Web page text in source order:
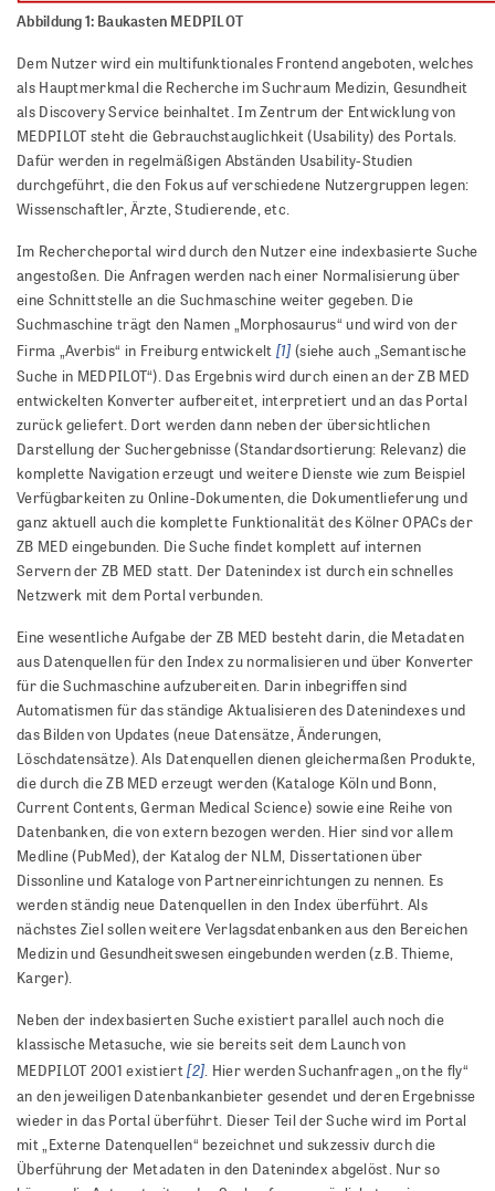
Abbildung 1: Baukasten MEDPILOT
Dem Nutzer wird ein multifunktionales Frontend angeboten, welches
als Hauptmerkmal die Recherche im Suchraum Medizin, Gesundheit
als Discovery Service beinhaltet. Im Zentrum der Entwicklung von
MEDPILOT steht die Gebrauchstauglichkeit (Usability) des Portals.
Dafür werden in regelmäßigen Abständen Usability-Studien
durchgeführt, die den Fokus auf verschiedene Nutzergruppen legen:
Wissenschaftler, Ärzte, Studierende, etc.
Im Rechercheportal wird durch den Nutzer eine indexbasierte Suche
angestoßen. Die Anfragen werden nach einer Normalisierung über
eine Schnittstelle an die Suchmaschine weiter gegeben. Die
Suchmaschine trägt den Namen „Morphosaurus“ und wird von der
Firma „Averbis“ in Freiburg entwickelt [1] (siehe auch „Semantische
Suche in MEDPILOT“). Das Ergebnis wird durch einen an der ZB MED
entwickelten Konverter aufbereitet, interpretiert und an das Portal
zurück geliefert. Dort werden dann neben der übersichtlichen
Darstellung der Suchergebnisse (Standardsortierung: Relevanz) die
komplette Navigation erzeugt und weitere Dienste wie zum Beispiel
Verfügbarkeiten zu Online-Dokumenten, die Dokumentlieferung und
ganz aktuell auch die komplette Funktionalität des Kölner OPACs der
ZB MED eingebunden. Die Suche findet komplett auf internen
Servern der ZB MED statt. Der Datenindex ist durch ein schnelles
Netzwerk mit dem Portal verbunden.
Eine wesentliche Aufgabe der ZB MED besteht darin, die Metadaten
aus Datenquellen für den Index zu normalisieren und über Konverter
für die Suchmaschine aufzubereiten. Darin inbegriffen sind
Automatismen für das ständige Aktualisieren des Datenindexes und
das Bilden von Updates (neue Datensätze, Änderungen,
Löschdatensätze). Als Datenquellen dienen gleichermaßen Produkte,
die durch die ZB MED erzeugt werden (Kataloge Köln und Bonn,
Current Contents, German Medical Science) sowie eine Reihe von
Datenbanken, die von extern bezogen werden. Hier sind vor allem
Medline (PubMed), der Katalog der NLM, Dissertationen über
Dissonline und Kataloge von Partnereinrichtungen zu nennen. Es
werden ständig neue Datenquellen in den Index überführt. Als
nächstes Ziel sollen weitere Verlagsdatenbanken aus den Bereichen
Medizin und Gesundheitswesen eingebunden werden (z.B. Thieme,
Karger).
Neben der indexbasierten Suche existiert parallel auch noch die
klassische Metasuche, wie sie bereits seit dem Launch von
MEDPILOT 2001 existiert[2]. Hier werden Suchanfragen „on the fly“
an den jeweiligen Datenbankanbieter gesendet und deren Ergebnisse
wieder in das Portal überführt. Dieser Teil der Suche wird im Portal
mit „Externe Datenquellen“ bezeichnet und sukzessiv durch die
Überführung der Metadaten in den Datenindex abgelöst. Nur so